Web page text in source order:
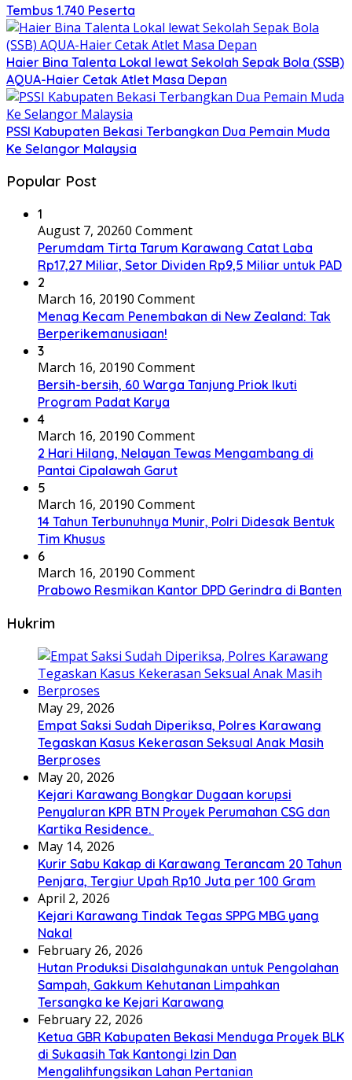
Tembus 1.740 Peserta
Haier Bina Talenta Lokal lewat Sekolah Sepak Bola (SSB)
AQUA-Haier Cetak Atlet Masa Depan
PSSI Kabupaten Bekasi Terbangkan Dua Pemain Muda
Ke Selangor Malaysia
Popular Post
1
August 7, 20260 Comment
Perumdam Tirta Tarum Karawang Catat Laba
Rp17,27 Miliar, Setor Dividen Rp9,5 Miliar untuk PAD
2
March 16, 20190 Comment
Menag Kecam Penembakan di New Zealand: Tak
Berperikemanusiaan!
3
March 16, 20190 Comment
Bersih-bersih, 60 Warga Tanjung Priok Ikuti
Program Padat Karya
4
March 16, 20190 Comment
2 Hari Hilang, Nelayan Tewas Mengambang di
Pantai Cipalawah Garut
5
March 16, 20190 Comment
14 Tahun Terbunuhnya Munir, Polri Didesak Bentuk
Tim Khusus
6
March 16, 20190 Comment
Prabowo Resmikan Kantor DPD Gerindra di Banten
Hukrim
May 29, 2026
Empat Saksi Sudah Diperiksa, Polres Karawang
Tegaskan Kasus Kekerasan Seksual Anak Masih
Berproses
May 20, 2026
Kejari Karawang Bongkar Dugaan korupsi
Penyaluran KPR BTN Proyek Perumahan CSG dan
Kartika Residence.
May 14, 2026
Kurir Sabu Kakap di Karawang Terancam 20 Tahun
Penjara, Tergiur Upah Rp10 Juta per 100 Gram
April 2, 2026
Kejari Karawang Tindak Tegas SPPG MBG yang
Nakal
February 26, 2026
Hutan Produksi Disalahgunakan untuk Pengolahan
Sampah, Gakkum Kehutanan Limpahkan
Tersangka ke Kejari Karawang
February 22, 2026
Ketua GBR Kabupaten Bekasi Menduga Proyek BLK
di Sukaasih Tak Kantongi Izin Dan
Mengalihfungsikan Lahan Pertanian